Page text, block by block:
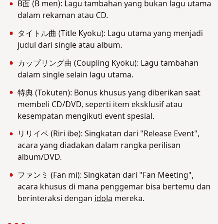
B面 (B men): Lagu tambahan yang bukan lagu utama
dalam rekaman atau CD.
タイトル曲 (Title Kyoku): Lagu utama yang menjadi
judul dari single atau album.
カップリング曲 (Coupling Kyoku): Lagu tambahan
dalam single selain lagu utama.
特典 (Tokuten): Bonus khusus yang diberikan saat
membeli CD/DVD, seperti item eksklusif atau
kesempatan mengikuti event spesial.
リリイベ (Riri ibe): Singkatan dari "Release Event",
acara yang diadakan dalam rangka perilisan
album/DVD.
ファンミ (Fan mi): Singkatan dari "Fan Meeting",
acara khusus di mana penggemar bisa bertemu dan
berinteraksi denganidolamereka.